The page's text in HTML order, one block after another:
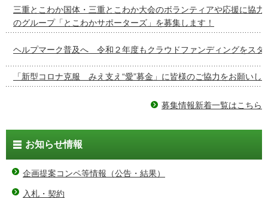
三重とこわか国体・三重とこわか大会のボランティアや応援に協力
のグループ「とこわかサポーターズ」を募集します！
ヘルプマーク普及へ 令和２年度もクラウドファンディングをスタ
「新型コロナ克服 みえ支え“愛”募金」に皆様のご協力をお願いし
募集情報新着一覧はこちら
お知らせ情報
企画提案コンペ等情報（公告・結果）
入札・契約